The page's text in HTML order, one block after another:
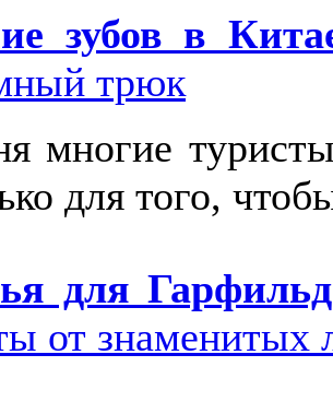
зубов в
трюк
многие
для того,
для
от знаменитых